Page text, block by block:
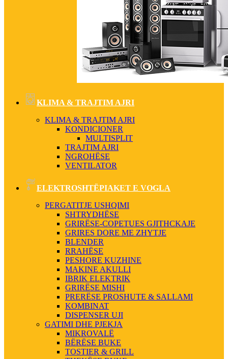
KLIMA & TRAJTIM AJRI
KLIMA & TRAJTIM AJRI
KONDICIONER
MULTISPLIT
TRAJTIM AJRI
NGROHËSE
VENTILATOR
ELEKTROSHTËPIAKET E VOGLA
PERGATITJE USHQIMI
SHTRYDHËSE
GRIRËSE-COPETUES GJITHCKAJE
GRIRES DORE ME ZHYTJE
BLENDER
RRAHËSE
PESHORE KUZHINE
MAKINE AKULLI
IBRIK ELEKTRIK
GRIRËSE MISHI
PRERËSE PROSHUTE & SALLAMI
KOMBINAT
DISPENSER UJI
GATIMI DHE PJEKJA
MIKROVALË
BËRËSE BUKE
TOSTIER & GRILL